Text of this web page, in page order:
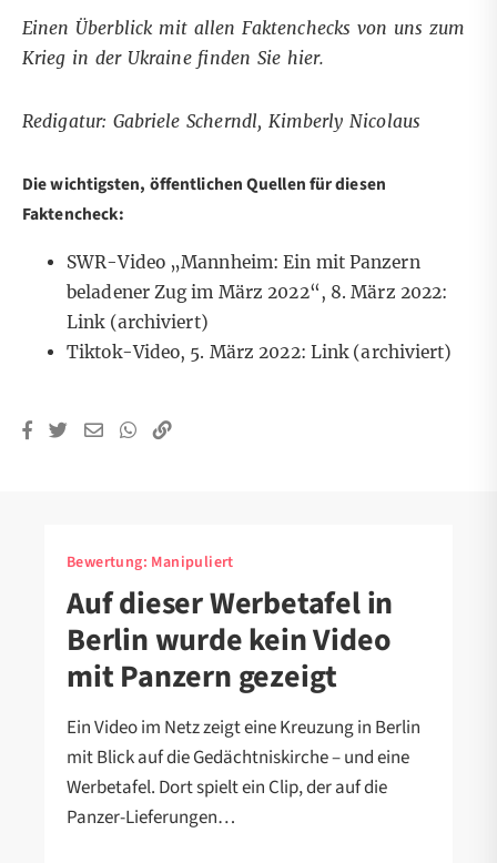
Einen Überblick mit allen Faktenchecks von uns zum
Krieg in der Ukraine finden Sie hier.
Redigatur: Gabriele Scherndl, Kimberly Nicolaus
Die wichtigsten, öffentlichen Quellen für diesen
Faktencheck:
SWR-Video „Mannheim: Ein mit Panzern
beladener Zug im März 2022“, 8. März 2022:
Link(archiviert)
Tiktok-Video, 5. März 2022: Link(archiviert)
Bewertung: Manipuliert
Auf dieser Werbetafel in
Berlin wurde kein Video
mit Panzern gezeigt
Ein Video im Netz zeigt eine Kreuzung in Berlin
mit Blick auf die Gedächtniskirche – und eine
Werbetafel. Dort spielt ein Clip, der auf die
Panzer-Lieferungen…